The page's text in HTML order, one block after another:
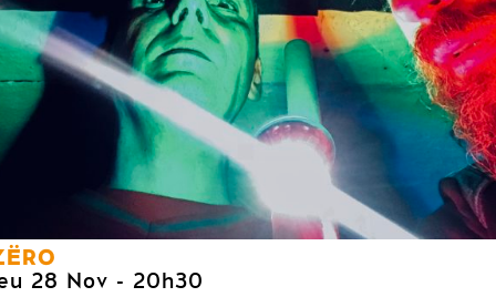
28 Nov - 20h30